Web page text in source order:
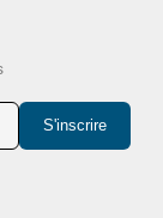
S'inscrire